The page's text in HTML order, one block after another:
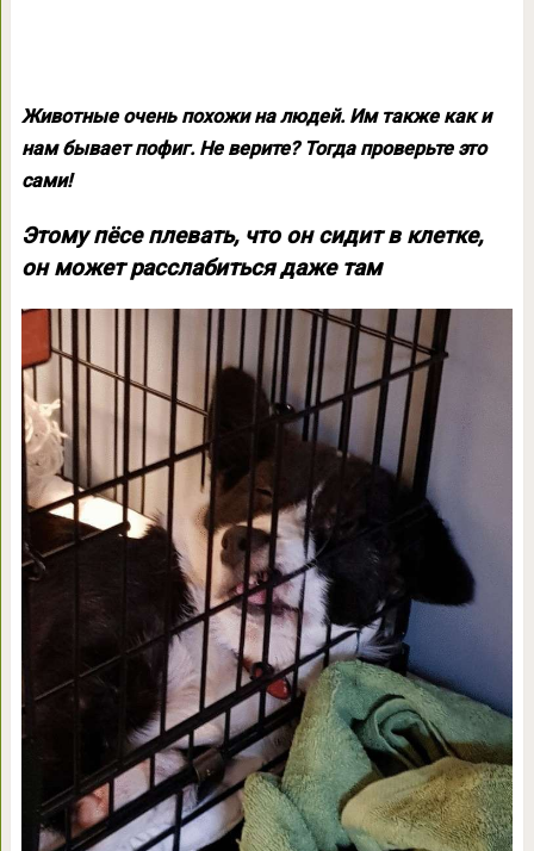
Животные очень похожи на людей. Им также как и
нам бывает пофиг. Не верите? Тогда проверьте это
сами!
Этому пёсе плевать, что он сидит в клетке,
он может расслабиться даже там